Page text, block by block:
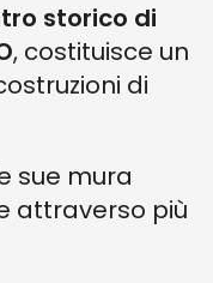
storico di
, costituisce un
di
sue mura
attraverso più